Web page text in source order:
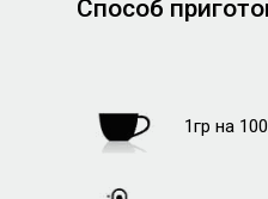
Способ
1гр на